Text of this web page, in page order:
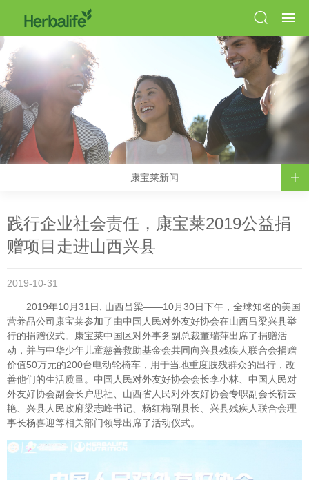
康宝莱新闻
践行企业社会责任，康宝莱2019公益捐
赠项目走进山西兴县
2019-10-31
2019年10月31日, 山西吕梁——10月30日下午，全球知名的美国
营养品公司康宝莱参加了由中国人民对外友好协会在山西吕梁兴县举
行的捐赠仪式。康宝莱中国区对外事务副总裁董瑞萍出席了捐赠活
动，并与中华少年儿童慈善救助基金会共同向兴县残疾人联合会捐赠
价值50万元的200台电动轮椅车，用于当地重度肢残群众的出行，改
善他们的生活质量。中国人民对外友好协会会长李小林、中国人民对
外友好协会副会长户思社、山西省人民对外友好协会专职副会长靳云
艳、兴县人民政府梁志峰书记、杨红梅副县长、兴县残疾人联合会理
事长杨喜迎等相关部门领导出席了活动仪式。